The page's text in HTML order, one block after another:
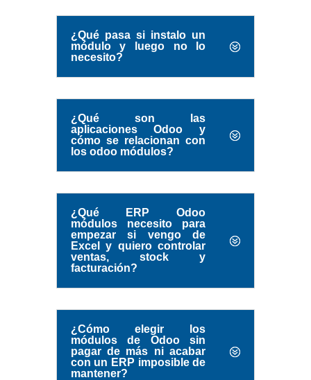
¿Qué pasa si instalo un
módulo y luego no lo
necesito?
¿Qué son las
aplicaciones Odoo y
cómo se relacionan con
los odoo módulos?
¿Qué ERP Odoo
módulos necesito para
empezar si vengo de
Excel y quiero controlar
ventas, stock y
facturación?
¿Cómo elegir los
módulos de Odoo sin
pagar de más ni acabar
con un ERP imposible de
mantener?